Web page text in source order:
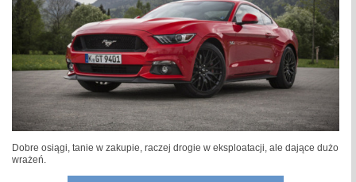
Dobre osiągi, tanie w zakupie, raczej drogie w eksploatacji, ale dające dużo
wrażeń.